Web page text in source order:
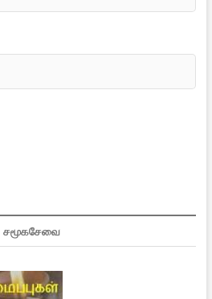
சமூகசேவை